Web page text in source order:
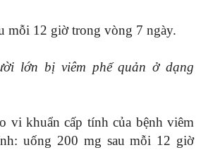
mỗi 12 giờ trong vòng 7 ngày.
lớn bị viêm phế quản ở dạng
vi khuẩn cấp tính của bệnh viêm
uống 200 mg sau mỗi 12 giờ